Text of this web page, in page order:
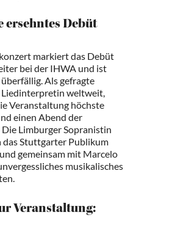
ersehntes Debüt
markiert das Debüt
bei der IHWA und ist
Als gefragte
weltweit,
Veranstaltung höchste
einen Abend der
Die Limburger Sopranistin
das Stuttgarter Publikum
gemeinsam mit Marcelo
musikalisches
Veranstaltung: